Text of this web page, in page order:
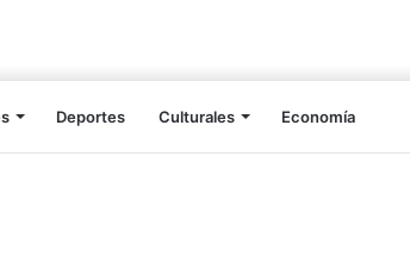
Deportes Culturales Economía